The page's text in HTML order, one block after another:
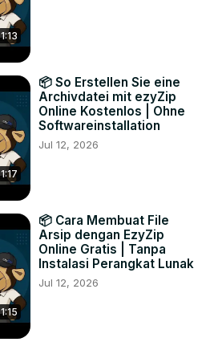
1:13
1:17
📦 So Erstellen Sie eine
Archivdatei mit ezyZip
Online Kostenlos | Ohne
Softwareinstallation
Jul 12, 2026
1:15
📦 Cara Membuat File
Arsip dengan EzyZip
Online Gratis | Tanpa
Instalasi Perangkat Lunak
Jul 12, 2026